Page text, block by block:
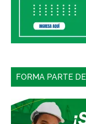
FORMA PARTE